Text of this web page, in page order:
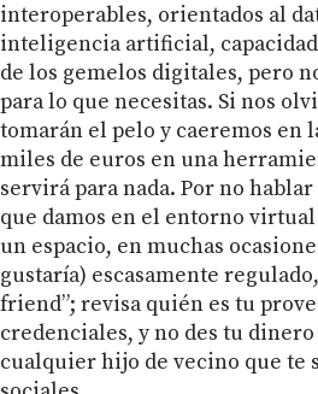
interoperables, orientados al
inteligencia artificial,
de los gemelos digitales, pero
para lo que necesitas. Si nos
tomarán el pelo y caeremos en
miles de euros en una
servirá para nada. Por no hablar
que damos en el entorno
un espacio, en muchas
gustaría) escasamente
friend”; revisa quién es tu
credenciales, y no des tu
cualquier hijo de vecino que te